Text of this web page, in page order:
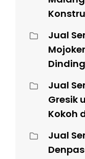
Jual
Jual
Gresik
Kokoh
Jual